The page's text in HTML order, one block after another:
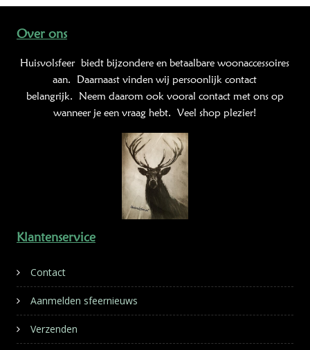
Over ons
Huisvolsfeer biedt bijzondere en betaalbare woonaccessoires
aan. Daarnaast vinden wij persoonlijk contact
belangrijk. Neem daarom ook vooral contact met ons op
wanneer je een vraag hebt. Veel shop plezier!
Klantenservice
Contact
Aanmelden sfeernieuws
Verzenden